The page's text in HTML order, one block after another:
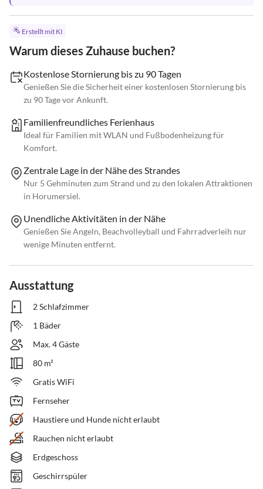
Erstellt mit KI
Warum dieses Zuhause buchen?
Kostenlose Stornierung bis zu 90 Tagen
Genießen Sie die Sicherheit einer kostenlosen Stornierung bis
zu 90 Tage vor Ankunft.
Familienfreundliches Ferienhaus
Ideal für Familien mit WLAN und Fußbodenheizung für
Komfort.
Zentrale Lage in der Nähe des Strandes
Nur 5 Gehminuten zum Strand und zu den lokalen Attraktionen
in Horumersiel.
Unendliche Aktivitäten in der Nähe
Genießen Sie Angeln, Beachvolleyball und Fahrradverleih nur
wenige Minuten entfernt.
Ausstattung
2 Schlafzimmer
1 Bäder
Max. 4 Gäste
80 m²
Gratis WiFi
Fernseher
Haustiere und Hunde nicht erlaubt
Rauchen nicht erlaubt
Erdgeschoss
Geschirrspüler